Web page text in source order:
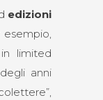
edizioni
limited
anni